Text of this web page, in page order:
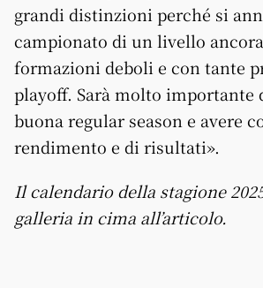
grandi distinzioni perché si
campionato di un livello
formazioni deboli e con tante
playoff. Sarà molto importante
buona regular season e avere
rendimento e di risultati».
Il calendario della stagione
galleria in cima all’articolo.